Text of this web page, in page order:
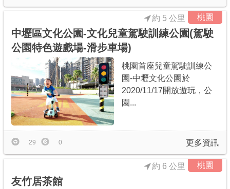
桃園
中壢區文化公園-文化兒童駕駛訓練公園(駕駛
公園特色遊戲場-滑步車場)
約 5 公里
桃園首座兒童駕駛訓練公
園-中壢文化公園於
2020/11/17開放遊玩，公
園...
更多資訊
29 0
桃園
友竹居茶館
約 6 公里